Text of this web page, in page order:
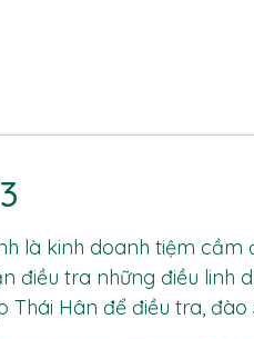
là kinh doanh tiệm
điều tra những điều
Hân để điều tra, đào